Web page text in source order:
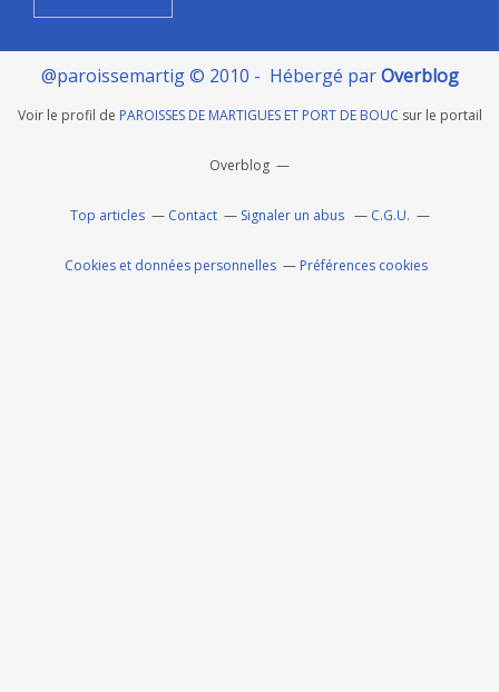
@paroissemartig © 2010 - Hébergé parOverblog
Voir le profil de PAROISSES DE MARTIGUES ET PORT DE BOUC sur le portail
Overblog
Top articles Contact Signaler un abus C.G.U.
Cookies et données personnelles Préférences cookies